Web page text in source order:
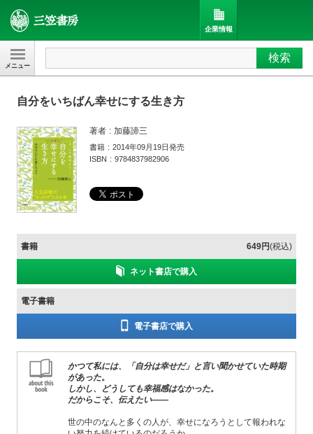
三笠書房 検索
企業情報
自分をいちばん幸せにする生き方
著者 加藤諦三
書籍
2014年09月19日発売
ISBN
9784837982906
書籍 649円(税込)
ネット書店で購入
電子書籍
電子書店で購入
かつて私には、「自分は幸せだ」と言い聞かせていた時期
があった。
しかし、どうしても幸福感はなかった。
だからこそ、伝えたい――
世の中のなんと多くの人が、幸せになろうとして報われな